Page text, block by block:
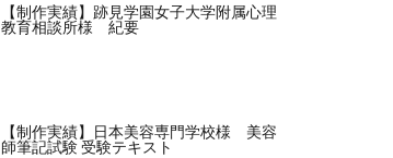
【制作実績】跡見学園女子大学附属心理
教育相談所様 紀要
【制作実績】日本美容専門学校様 美容
師筆記試験 受験テキスト